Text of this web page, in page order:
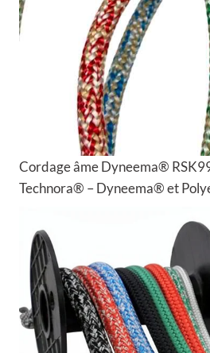
Cordage âme Dyneema®
Technora® – Dyneema® et